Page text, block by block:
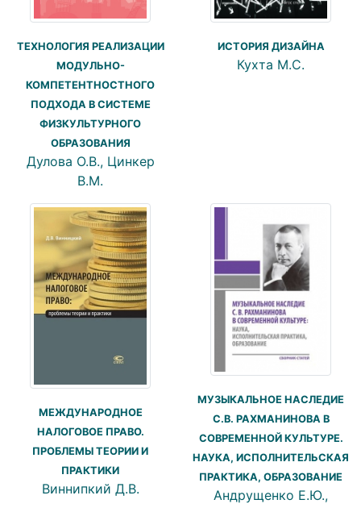
ТЕХНОЛОГИЯ РЕАЛИЗАЦИИ
МОДУЛЬНО-
КОМПЕТЕНТНОСТНОГО
ПОДХОДА В СИСТЕМЕ
ФИЗКУЛЬТУРНОГО
ОБРАЗОВАНИЯ
Дулова О.В., Цинкер
В.М.
ИСТОРИЯ ДИЗАЙНА
Кухта М.С.
МЕЖДУНАРОДНОЕ
НАЛОГОВОЕ ПРАВО.
ПРОБЛЕМЫ ТЕОРИИ И
ПРАКТИКИ
Виннипкий Д.В.
МУЗЫКАЛЬНОЕ НАСЛЕДИЕ
С.В. РАХМАНИНОВА В
СОВРЕМЕННОЙ КУЛЬТУРЕ.
НАУКА, ИСПОЛНИТЕЛЬСКАЯ
ПРАКТИКА, ОБРАЗОВАНИЕ
Андрущенко Е.Ю.,